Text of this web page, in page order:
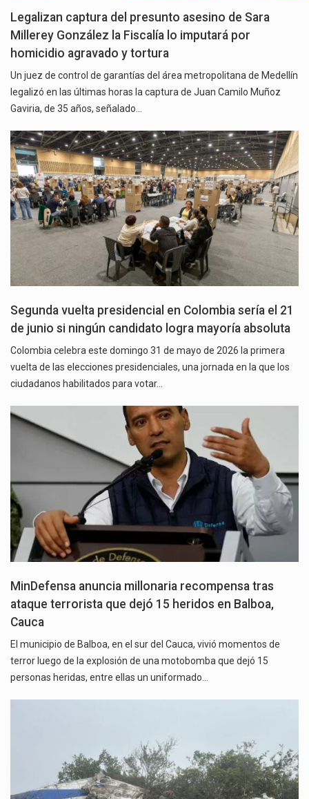
Legalizan captura del presunto asesino de Sara
Millerey González la Fiscalía lo imputará por
homicidio agravado y tortura
Un juez de control de garantías del área metropolitana de Medellín
legalizó en las últimas horas la captura de Juan Camilo Muñoz
Gaviria, de 35 años, señalado…
Segunda vuelta presidencial en Colombia sería el 21
de junio si ningún candidato logra mayoría absoluta
Colombia celebra este domingo 31 de mayo de 2026 la primera
vuelta de las elecciones presidenciales, una jornada en la que los
ciudadanos habilitados para votar…
MinDefensa anuncia millonaria recompensa tras
ataque terrorista que dejó 15 heridos en Balboa,
Cauca
El municipio de Balboa, en el sur del Cauca, vivió momentos de
terror luego de la explosión de una motobomba que dejó 15
personas heridas, entre ellas un uniformado…